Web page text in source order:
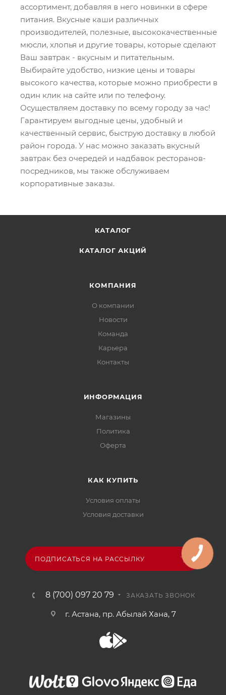
ассортимент, добавляя в него новинки в сфере
питания. Вкусные каши различных
производителей, полезные, высококачественные
мюсли, хлопья и другие товары, которые сделают
Ваш завтрак - вкусным и питательным.
Выбирайте удобство, низкие цены и товары
высокого качества, которые можно приобрести в
один клик на сайте или по телефону.
Осуществляем доставку по всему городу за час!
Гарантируем выгодные цены, удобный и
качественный сервис, быструю доставку в любой
район города. У нас можно заказать вкусный
завтрак без очередей и надбавок ресторанов-
посредников, мы также обслуживаем
корпоративные заказы.
КАТАЛОГ
КАТАЛОГ АКЦИЙ
КОМПАНИЯ
О компании
Новости
Команда
Карьера
Контакты
ИНФОРМАЦИЯ
Магазины
Политика
Офертa
КАК КУПИТЬ
Условия оплаты
Условия доставки
ПОДПИСАТЬСЯ НА РАССЫЛКУ
8 (700) 097 20 79 ЗАКАЗАТЬ ЗВОНОК
г. Астана, пр. Абылай Хана, 7